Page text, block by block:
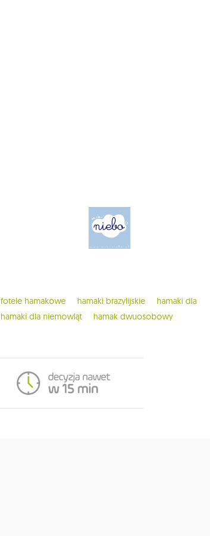
fotele hamakowe hamaki brazylijskie
hamaki dla
hamaki dla niemowląt
hamak dwuosobowy